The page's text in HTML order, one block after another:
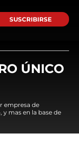
SUSCRIBIRSE
ÚNICO
empresa de
mas en la base de